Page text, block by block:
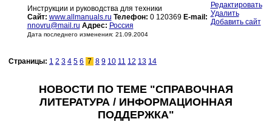
Инструкции и руководства для техники
Сайт: www.allmanuals.ru Телефон: 0 120369 E-mail:
nnovru@mail.ru Адрес: Россия
Дата последнего изменения: 21.09.2004
Редактировать
Удалить
Добавить сайт
Страницы: 1 2 3 4 5 6 7 8 9 10 11 12 13 14
НОВОСТИ ПО ТЕМЕ "СПРАВОЧНАЯ
ЛИТЕРАТУРА / ИНФОРМАЦИОННАЯ
ПОДДЕРЖКА"